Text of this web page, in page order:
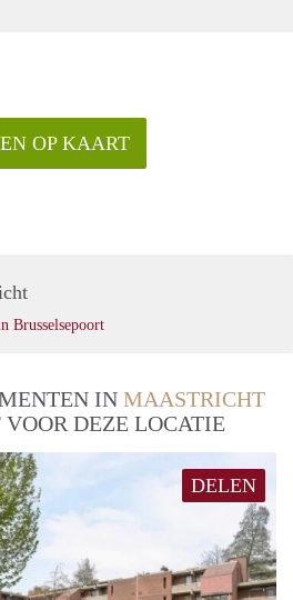
OP KAART
Brusselsepoort
IN MAASTRICHT
DEZE LOCATIE
DELEN